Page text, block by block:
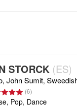
STORCK (ES)
John Sumit,
(6)
Pop, Dance